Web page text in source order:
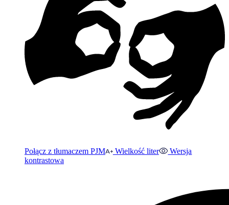
Połącz z tłumaczem PJM Wielkość liter
Wersja
kontrastowa